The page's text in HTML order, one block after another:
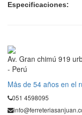
Especificaciones:
Av. Gran chimú 919
- Perú
Mås de 54 años en el
051 4598095